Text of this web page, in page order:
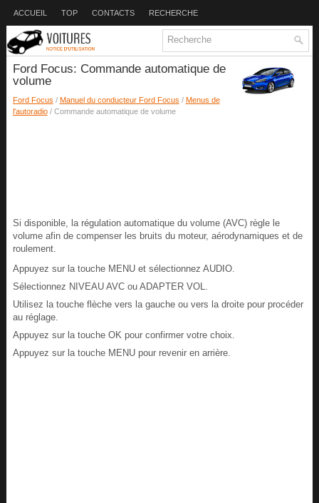
ACCUEIL TOP CONTACTS RECHERCHE
Ford Focus: Commande automatique de
volume
Ford Focus / Manuel du conducteur Ford Focus / Menus de
l'autoradio/ Commande automatique de volume
Si disponible, la régulation automatique du volume (AVC) règle le
volume afin de compenser les bruits du moteur, aérodynamiques et de
roulement.
Appuyez sur la touche MENU et sélectionnez AUDIO.
Sélectionnez NIVEAU AVC ou ADAPTER VOL.
Utilisez la touche flèche vers la gauche ou vers la droite pour procéder
au réglage.
Appuyez sur la touche OK pour confirmer votre choix.
Appuyez sur la touche MENU pour revenir en arrière.